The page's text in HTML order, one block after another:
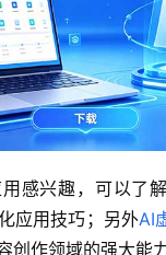
感兴趣，可以了
应用技巧；另外AI
创作领域的强大能力